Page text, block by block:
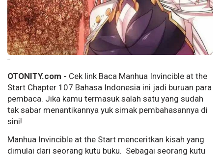
--
OTONITY.com - Cek link Baca Manhua Invincible at the
Start Chapter 107 Bahasa Indonesia ini jadi buruan para
pembaca. Jika kamu termasuk salah satu yang sudah
tak sabar menantikannya yuk simak pembahasannya di
sini!
Manhua Invincible at the Start menceritkan kisah yang
dimulai dari seorang kutu buku. Sebagai seorang kutu